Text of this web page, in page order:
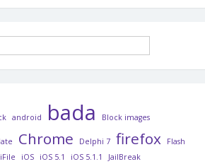
android bada Block images
Chrome Delphi 7 firefox
Flash
iFile iOS iOS 5.1 iOS 5.1.1 JailBreak